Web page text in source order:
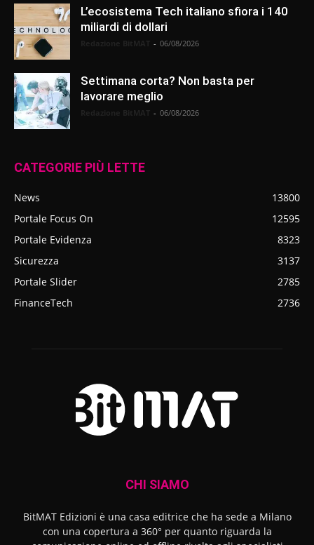
L’ecosistema Tech italiano sfiora i 140
miliardi di dollari
- 06/08/2026
Settimana corta? Non basta per
lavorare meglio
- 06/08/2026
CATEGORIE PIÙ LETTE
News
13800
Portale Focus On
12595
Portale Evidenza
8323
Sicurezza
3137
Portale Slider
2785
FinanceTech
2736
CHI SIAMO
BitMAT Edizioni è una casa editrice che ha sede a Milano
con una copertura a 360° per quanto riguarda la